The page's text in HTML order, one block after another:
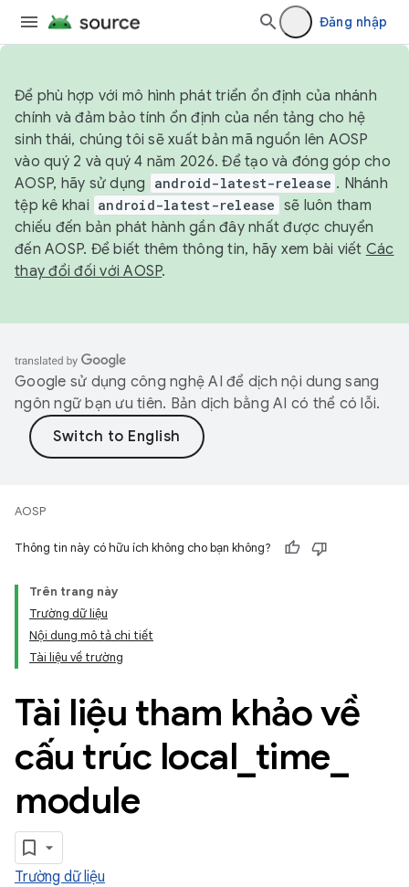
Đăng nhập
Để phù hợp với mô hình phát triển ổn định của nhánh
chính và đảm bảo tính ổn định của nền tảng cho hệ
sinh thái, chúng tôi sẽ xuất bản mã nguồn lên AOSP
vào quý 2 và quý 4 năm 2026. Để tạo và đóng góp cho
AOSP, hãy sử dụng
android-latest-release . Nhánh
tệp kê khai android-latest-release sẽ luôn tham
chiếu đến bản phát hành gần đây nhất được chuyển
đến AOSP. Để biết thêm thông tin, hãy xem bài viết Các
thay đổi đối với AOSP.
Google sử dụng công nghệ AI để dịch nội dung sang
ngôn ngữ bạn ưu tiên. Bản dịch bằng AI có thể có lỗi.
AOSP
Thông tin này có hữu ích không cho bạn không?
Trên trang này
Trường dữ liệu
Nội dung mô tả chi tiết
Tài liệu về trường
Tài liệu tham khảo về
cấu trúc local time
module
Trường dữ liệu